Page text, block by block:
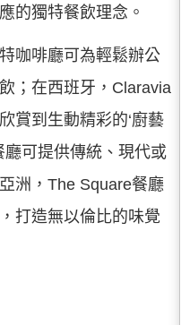
的獨特餐飲理念。
咖啡廳可為輕鬆辦公
；在西班牙，Claravia
賞到生動精彩的‘廚藝
廳可提供傳統、現代或
洲，The Square餐廳
打造無以倫比的味覺